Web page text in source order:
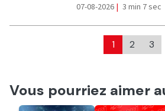
07-08-2026 | 3 min 7 sec
1 2 3
Vous pourriez aimer